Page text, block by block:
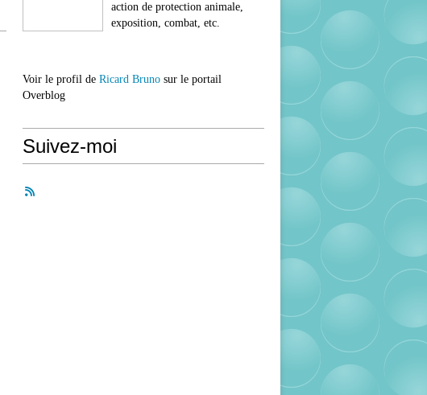
action de protection animale,
exposition, combat, etc.
Voir le profil de Ricard Bruno sur le portail
Overblog
Suivez-moi